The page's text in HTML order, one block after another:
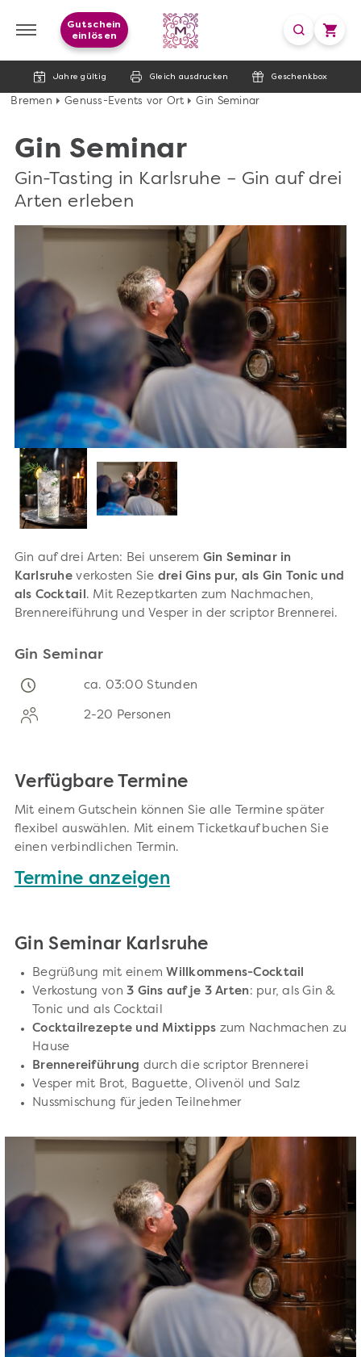
Jahre gültig Gleich ausdrucken Geschenkbox
Gutschein
einlösen
Bremen Genuss-Events vor Ort Gin Seminar
Gin Seminar
Gin-Tasting in Karlsruhe – Gin auf drei
Arten erleben
Gin auf drei Arten: Bei unserem Gin Seminar in
Karlsruheverkosten Sie drei Gins pur, als Gin Tonic und
als Cocktail . Mit Rezeptkarten zum Nachmachen,
Brennereiführung und Vesper in der scriptor Brennerei.
Gin Seminar
ca. 03:00 Stunden
2-20 Personen
Verfügbare Termine
Mit einem Gutschein können Sie alle Termine später
flexibel auswählen. Mit einem Ticketkauf buchen Sie
einen verbindlichen Termin.
Termine anzeigen
Gin Seminar Karlsruhe
Begrüßung mit einem Willkommens-Cocktail
Verkostung von3 Gins auf je 3 Arten: pur, als Gin &
Tonic und als Cocktail
Cocktailrezepte und Mixtipps zum Nachmachen zu
Hause
Brennereiführung durch die scriptor Brennerei
Vesper mit Brot, Baguette, Olivenöl und Salz
Nussmischung für jeden Teilnehmer